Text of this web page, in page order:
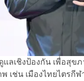
ลเชิงป้องกัน เพื่อสุขภ
เช่น เมืองไทยไตรกี